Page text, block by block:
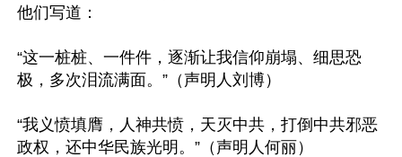
他们写道：
“这一桩桩、一件件，逐渐让我信仰崩塌、细思恐
极，多次泪流满面。”（声明人刘博）
“我义愤填膺，人神共愤，天灭中共，打倒中共邪恶
政权，还中华民族光明。”（声明人何丽）